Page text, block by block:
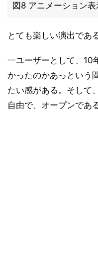
図8 アニメーション表
とても楽しい演出である
一ユーザーとして、10
かったのかあっという
たい感がある。そして
自由で、オープンであ